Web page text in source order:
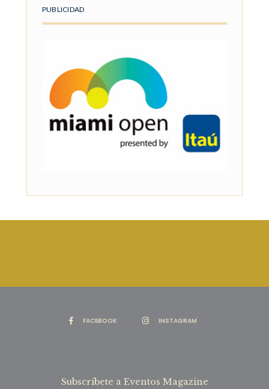
PUBLICIDAD
FACEBOOK INSTAGRAM
Subscríbete a Eventos Magazine